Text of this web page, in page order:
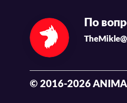
По
© 2016-2026